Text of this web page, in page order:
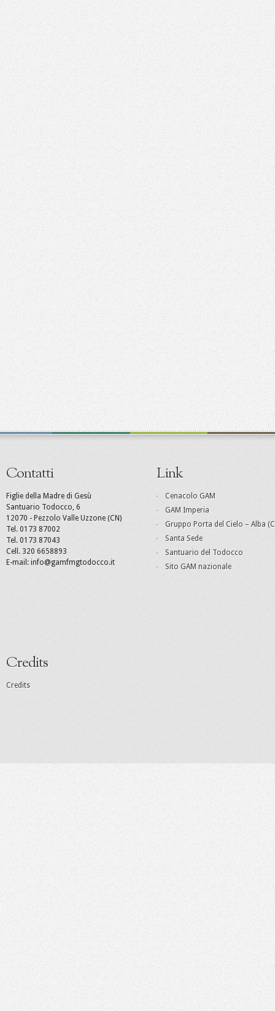
Contatti
Figlie della Madre di Gesù
Santuario Todocco, 6
12070 - Pezzolo Valle Uzzone (CN)
Tel. 0173 87002
Tel. 0173 87043
Cell. 320 6658893
E-mail: info@gamfmgtodocco.it
Link
Cenacolo GAM
GAM Imperia
Gruppo Porta del Cielo – Alba
Santa Sede
Santuario del Todocco
Sito GAM nazionale
Credits
Credits